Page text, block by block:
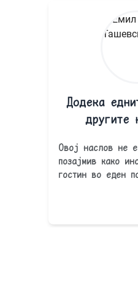
Додека
другите
Овој наслов не
позајмив како
гостин во еден